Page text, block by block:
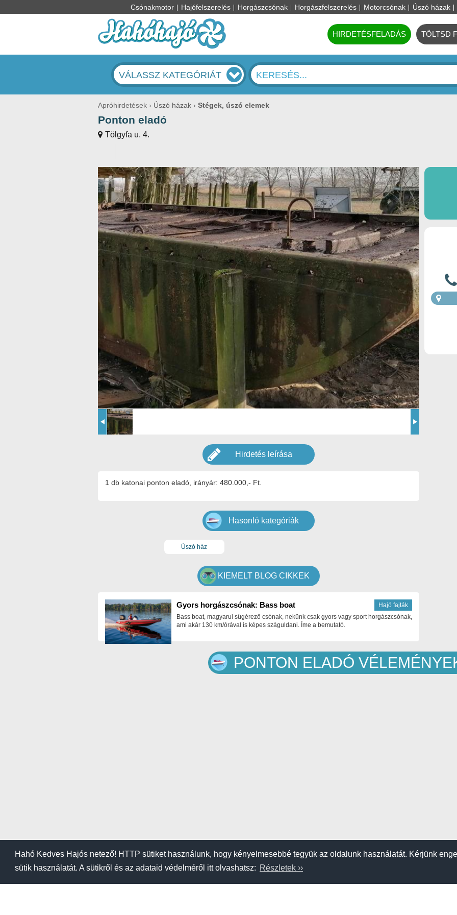
Hahó Kedves Hajós netező! HTTP sütiket használunk, hogy kényelmesebbé tegyük az oldalunk használatát. Kérjünk
sütik használatát. A sütikről és az adataid védelméről itt olvashatsz: Részletek ››
Csónakmotor Hajófelszerelés Horgászcsónak Horgászfelszerelés Motorcsónak Úszó házak
HIRDETÉSFELADÁS TÖLTSD
VÁLASSZ KATEGÓRIÁT
Apróhirdetések Úszó házak Stégek, úszó elemek
Ponton eladó
Tölgyfa u. 4.
Hirdetés leírása
1 db katonai ponton eladó, irányár: 480.000,- Ft.
Hasonló kategóriák
Úszó ház
KIEMELT BLOG CIKKEK
Hajó fajták
Gyors horgászcsónak: Bass boat
Bass boat, magyarul sügérező csónak, nekünk csak gyors vagy sport horgászcsónak,
ami akár 130 km/órával is képes száguldani. Íme a bemutató.
PONTON ELADÓ